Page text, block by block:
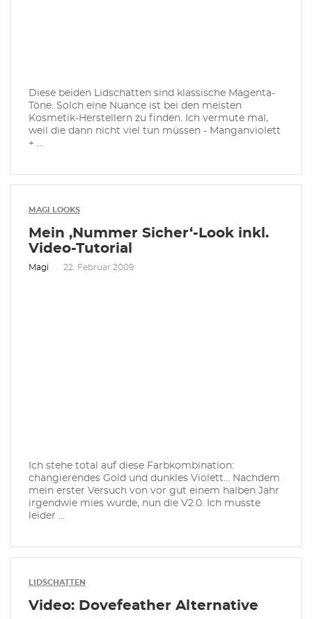
Diese beiden Lidschatten sind klassische Magenta-
Töne. Solch eine Nuance ist bei den meisten
Kosmetik-Herstellern zu finden. Ich vermute mal,
weil die dann nicht viel tun müssen - Manganviolett
+ ...
MAGI LOOKS
Mein ‚Nummer Sicher‘-Look inkl.
Video-Tutorial
Magi 22. Februar 2009
Ich stehe total auf diese Farbkombination:
changierendes Gold und dunkles Violett... Nachdem
mein erster Versuch von vor gut einem halben Jahr
irgendwie mies wurde, nun die V2.0. Ich musste
leider ...
LIDSCHATTEN
Video: Dovefeather Alternative